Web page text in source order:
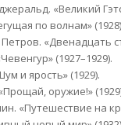
«Великий
по волнам»
«Двенадцать
(1927–1929).
и ярость» (1929).
оружие!»
«Путешествие на